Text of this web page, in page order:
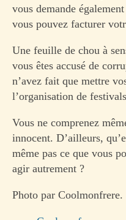
vous demande
vous pouvez facturer
Une feuille de chou à
vous êtes accusé de
n’avez fait que mettre
l’organisation de
Vous ne comprenez
innocent. D’ailleurs,
même pas ce que vous
agir autrement ?
Photo par Coolmonfrere.